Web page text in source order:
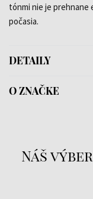
tónmi nie je prehnane
počasia.
DETAILY
O ZNAČKE
Náš